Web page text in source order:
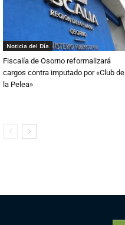
Noticia del Día
Fiscalía de Osorno reformalizará
cargos contra imputado por «Club de
la Pelea»